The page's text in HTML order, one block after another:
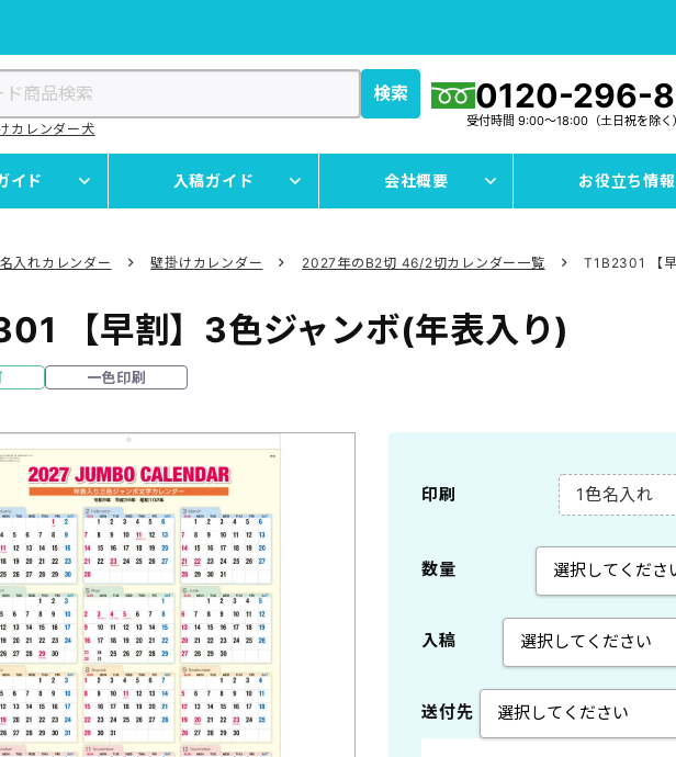
検索
カレンダー 犬
0120-296-
受付時間 9:00～18:00（土日祝を除く）
イド 入稿ガイド 会社概要 お役立ち情報
名入れカレンダー 壁掛けカレンダー 2027年のB2切 46/2切カレンダー一覧 T1B2301 【
【早割】3色ジャンボ(年表入り)
一色印刷
印刷 1色名入れ
数量
入稿
送付先
製本 エコペーパ
ペーパース
木製卓上
A2切 菊2
B4切 46/4
世界遺産